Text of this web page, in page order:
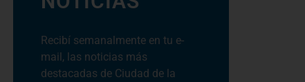
Recibí semanalmente en tu e-
mail, las noticias más
destacadas de Ciudad de la